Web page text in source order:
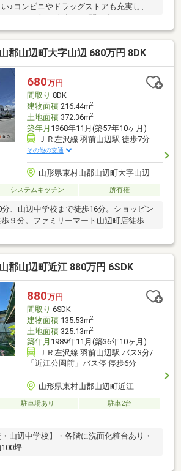
♪コンビニやドラッグストアも充実し、お
郡山辺町大字山辺 680万円 8DK
680万円
間取り 8DK
建物面積216.44m2
土地面積372.36m2
築年月 1968年11月(築57年10ヶ月)
ＪＲ左沢線 羽前山辺駅 徒歩7分
その他の交通
山形県東村山郡山辺町大字山辺
システムキッチン 所有権
、山辺中学校まで徒歩16分。ショッピン
９分。ファミリーマート山辺町店徒歩１
郡山辺町近江 880万円 6SDK
880万円
間取り 6SDK
建物面積135.53m2
土地面積325.13m2
築年月 1989年11月(築36年10ヶ月)
ＪＲ左沢線 羽前山辺駅 バス3分/
「近江公園前」バス停 停歩6分
山形県東村山郡山辺町近江
駐車場あり
駐車2台
・山辺中学校】・各階に洗面化粧台あり・
坪